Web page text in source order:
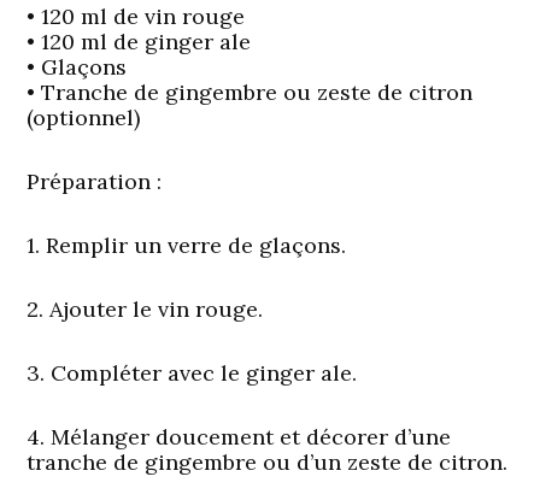
• 120 ml de vin rouge
• 120 ml de ginger ale
• Glaçons
• Tranche de gingembre ou zeste de citron
(optionnel)
Préparation :
1. Remplir un verre de glaçons.
2. Ajouter le vin rouge.
3. Compléter avec le ginger ale.
4. Mélanger doucement et décorer d’une
tranche de gingembre ou d’un zeste de citron.